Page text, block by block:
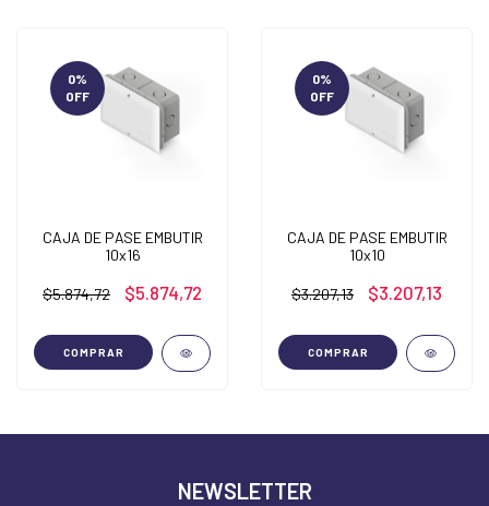
0%
OFF
CAJA DE PASE EMBUTIR
10x16
$5.874,72 $5.874,72
COMPRAR
0%
OFF
CAJA DE PASE EMBUTIR
10x10
$3.207,13 $3.207,13
COMPRAR
NEWSLETTER